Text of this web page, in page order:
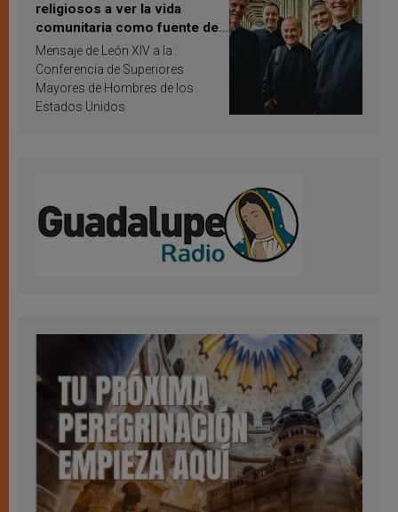
religiosos a ver la vida
comunitaria como fuente de
inspiración y santificación
Mensaje de León XIV a la
Conferencia de Superiores
Mayores de Hombres de los
Estados Unidos